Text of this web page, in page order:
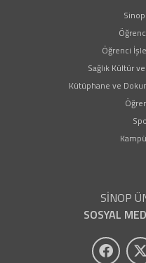
Öğrenci
Sağlık Kültür
Kütüphane ve
SİNOP
SOSYAL
(yeni